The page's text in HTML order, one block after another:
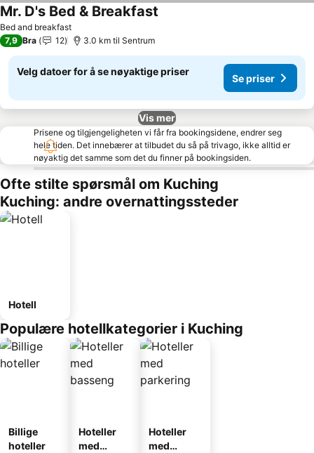
Bed and breakfast
Mr. D's Bed & Breakfast
7,9 Bra 12 3.0 km til Sentrum
Velg datoer for å se nøyaktige priser
Se priser
Vis mer
Prisene og tilgjengeligheten vi får fra bookingsidene, endrer seg
hele tiden. Det innebærer at tilbudet du så på trivago, ikke alltid er
nøyaktig det samme som det du finner på bookingsiden.
Ofte stilte spørsmål om Kuching
Kuching: andre overnattingssteder
Hotell
Populære hotellkategorier i Kuching
Billige
hoteller
Hoteller
med
Hoteller
med